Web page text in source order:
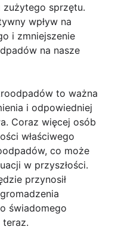
sprzętu.
wpływ na
i zmniejszenie
na nasze
to ważna
i odpowiedniej
Coraz więcej osób
właściwego
co może
w przyszłości.
przynosił
świadomego